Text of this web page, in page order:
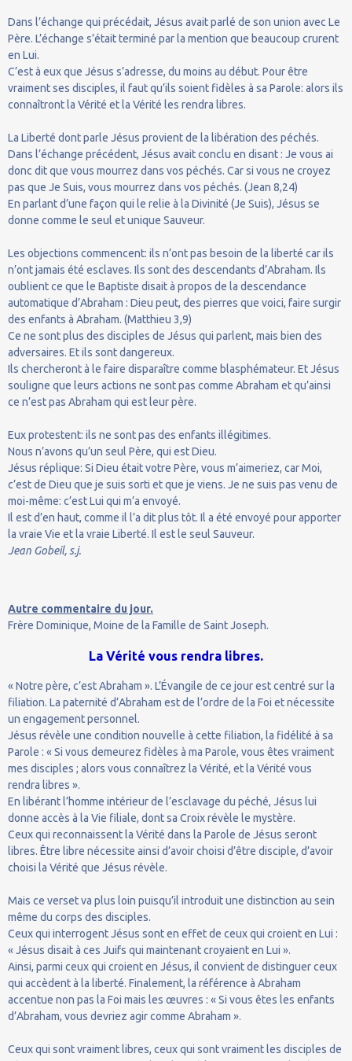
Dans l’échange qui précédait, Jésus avait parlé de son union avec Le
Père. L’échange s’était terminé par la mention que beaucoup crurent
en Lui.
C’est à eux que Jésus s’adresse, du moins au début. Pour être
vraiment ses disciples, il faut qu’ils soient fidèles à sa Parole: alors ils
connaîtront la Vérité et la Vérité les rendra libres.
La Liberté dont parle Jésus provient de la libération des péchés.
Dans l’échange précédent, Jésus avait conclu en disant : Je vous ai
donc dit que vous mourrez dans vos péchés. Car si vous ne croyez
pas que Je Suis, vous mourrez dans vos péchés. (Jean 8,24)
En parlant d’une façon qui le relie à la Divinité (Je Suis), Jésus se
donne comme le seul et unique Sauveur.
Les objections commencent: ils n’ont pas besoin de la liberté car ils
n’ont jamais été esclaves. Ils sont des descendants d’Abraham. Ils
oublient ce que le Baptiste disait à propos de la descendance
automatique d’Abraham : Dieu peut, des pierres que voici, faire surgir
des enfants à Abraham. (Matthieu 3,9)
Ce ne sont plus des disciples de Jésus qui parlent, mais bien des
adversaires. Et ils sont dangereux.
Ils chercheront à le faire disparaître comme blasphémateur. Et Jésus
souligne que leurs actions ne sont pas comme Abraham et qu’ainsi
ce n’est pas Abraham qui est leur père.
Eux protestent: ils ne sont pas des enfants illégitimes.
Nous n’avons qu’un seul Père, qui est Dieu.
Jésus réplique: Si Dieu était votre Père, vous m’aimeriez, car Moi,
c’est de Dieu que je suis sorti et que je viens. Je ne suis pas venu de
moi-même: c’est Lui qui m’a envoyé.
Il est d’en haut, comme il l’a dit plus tôt. Il a été envoyé pour apporter
la vraie Vie et la vraie Liberté. Il est le seul Sauveur.
Jean Gobeil, s.j.
Autre commentaire du jour.
Frère Dominique, Moine de la Famille de Saint Joseph.
La Vérité vous rendra libres.
« Notre père, c’est Abraham ». L’Évangile de ce jour est centré sur la
filiation. La paternité d’Abraham est de l’ordre de la Foi et nécessite
un engagement personnel.
Jésus révèle une condition nouvelle à cette filiation, la fidélité à sa
Parole : « Si vous demeurez fidèles à ma Parole, vous êtes vraiment
mes disciples ; alors vous connaîtrez la Vérité, et la Vérité vous
rendra libres ».
En libérant l’homme intérieur de l’esclavage du péché, Jésus lui
donne accès à la Vie filiale, dont sa Croix révèle le mystère.
Ceux qui reconnaissent la Vérité dans la Parole de Jésus seront
libres. Être libre nécessite ainsi d’avoir choisi d’être disciple, d’avoir
choisi la Vérité que Jésus révèle.
Mais ce verset va plus loin puisqu’il introduit une distinction au sein
même du corps des disciples.
Ceux qui interrogent Jésus sont en effet de ceux qui croient en Lui :
« Jésus disait à ces Juifs qui maintenant croyaient en Lui ».
Ainsi, parmi ceux qui croient en Jésus, il convient de distinguer ceux
qui accèdent à la liberté. Finalement, la référence à Abraham
accentue non pas la Foi mais les œuvres : « Si vous êtes les enfants
d’Abraham, vous devriez agir comme Abraham ».
Ceux qui sont vraiment libres, ceux qui sont vraiment les disciples de